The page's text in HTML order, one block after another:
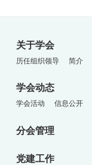
关于学会
历任组织领导 简介
学会动态
学会活动 信息公开
分会管理
党建工作